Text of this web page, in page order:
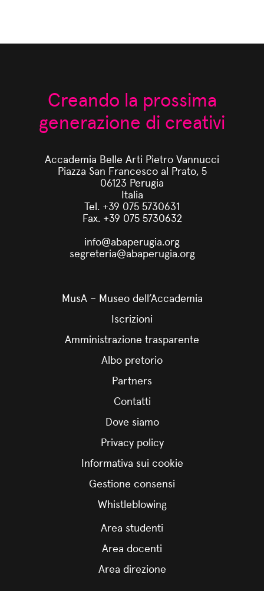
Creando la prossima
generazione di creativi
Accademia Belle Arti Pietro Vannucci
Piazza San Francesco al Prato, 5
06123 Perugia
Italia
Tel. +39 075 5730631
Fax. +39 075 5730632
info@abaperugia.org
segreteria@abaperugia.org
MusA – Museo dell’Accademia
Iscrizioni
Amministrazione trasparente
Albo pretorio
Partners
Contatti
Dove siamo
Privacy policy
Informativa sui cookie
Gestione consensi
Whistleblowing
Area studenti
Area docenti
Area direzione